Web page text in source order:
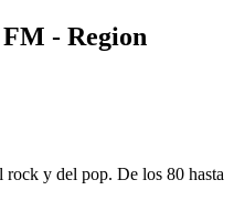
- Region
y del pop. De los 80 hasta